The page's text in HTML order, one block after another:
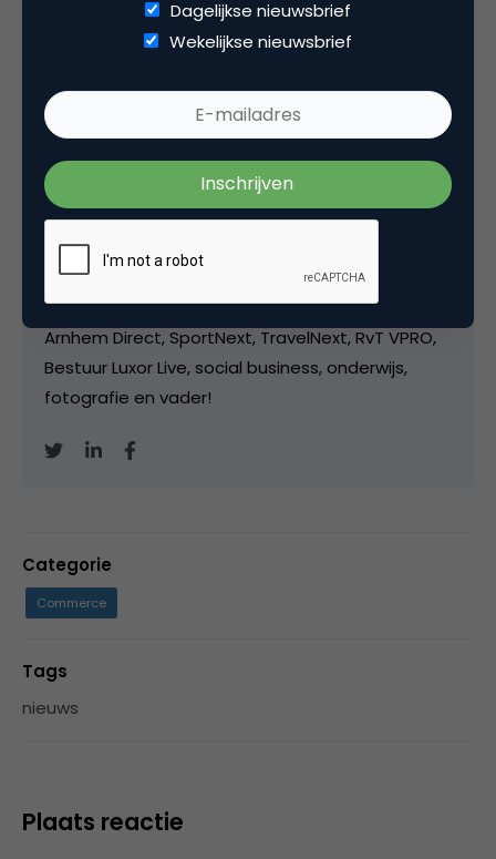
Kopieer link
Marco Derksen
Partner bij
Oprichter/partner Upstream, Marketingfacts,
Arnhem Direct, SportNext, TravelNext, RvT VPRO,
Bestuur Luxor Live, social business, onderwijs,
fotografie en vader!
Categorie
Commerce
Tags
nieuws
Plaats reactie
Dagelijkse nieuwsbrief
Wekelijkse nieuwsbrief